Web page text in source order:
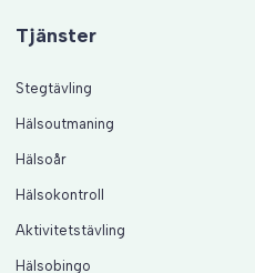
Tjänster
Stegtävling
Hälsoutmaning
Hälsoår
Hälsokontroll
Aktivitetstävling
Hälsobingo